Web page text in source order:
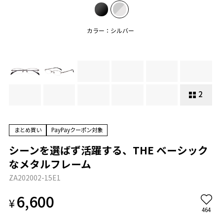
カラー：シルバー
2
まとめ買い PayPayクーポン対象
シーンを選ばず活躍する、THE ベーシック
なメタルフレーム
ZA202002-15E1
¥6,600 464